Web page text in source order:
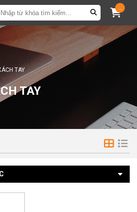
...
TAY
TAY